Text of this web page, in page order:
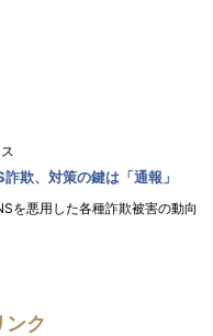
欺、対策の鍵は「通報」
を悪用した各種詐欺被害の動向
ンク